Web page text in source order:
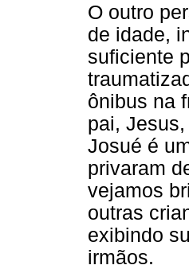
O outro
de idade,
suficiente
ônibus na
pai,
Josué é
privaram
vejamos
outras
exibindo
irmãos.